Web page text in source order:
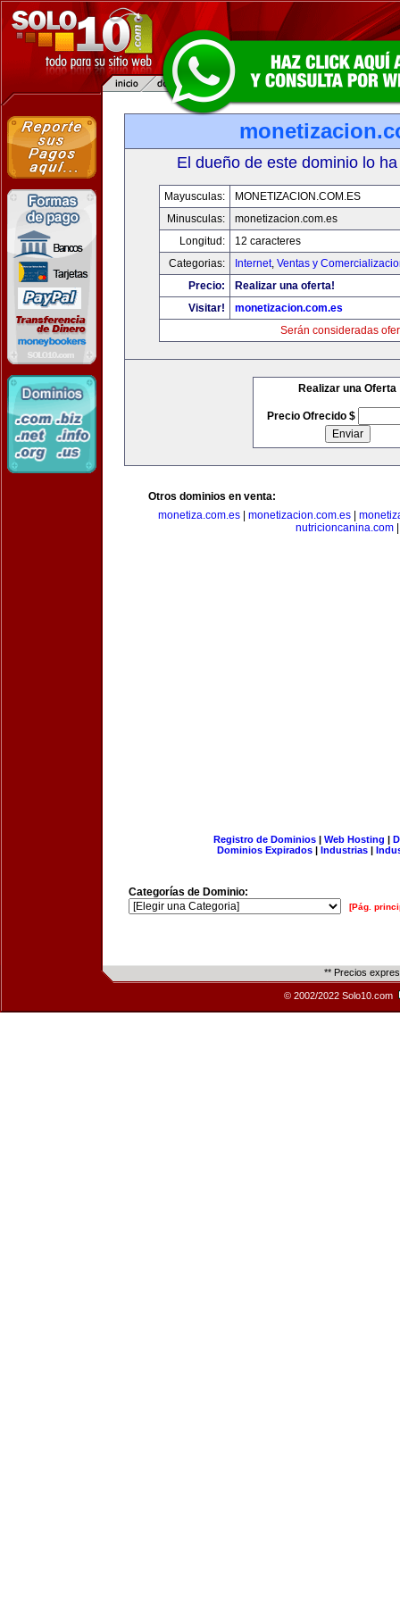
El dueño de este dominio lo
Mayusculas:
MONETIZACION.COM.ES
Minusculas:
monetizacion.com.es
Longitud:
12 caracteres
Categorias:
Internet, Ventas y
Precio:
Realizar una oferta!
Visitar!
monetizacion.com.es
Serán consideradas
Realizar una Oferta
Precio Ofrecido $
Otros dominios en venta:
monetiza.com.es| monetizacion.com.es|
nutricioncanina.com
Registro de Dominios| Web Hosting |
Dominios Expirados | Industrias |
Categorías de Dominio:
[Pág.
** Precios
© 2002/2022 Solo10.com